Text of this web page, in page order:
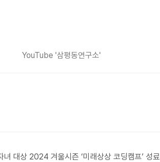
YouTube '삼평동연구소'
대상 2024 겨울시즌 ‘미래상상 코딩캠프’ 성료